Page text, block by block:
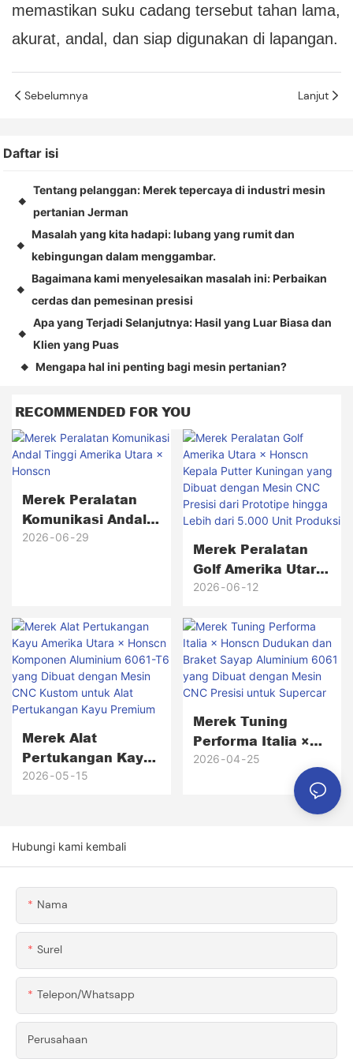
memastikan suku cadang tersebut tahan lama,
akurat, andal, dan siap digunakan di lapangan.
Sebelumnya Lanjut
Daftar isi
◆
Tentang pelanggan: Merek tepercaya di industri mesin
pertanian Jerman
◆
Masalah yang kita hadapi: lubang yang rumit dan
kebingungan dalam menggambar.
◆
Bagaimana kami menyelesaikan masalah ini: Perbaikan
cerdas dan pemesinan presisi
◆
Apa yang Terjadi Selanjutnya: Hasil yang Luar Biasa dan
Klien yang Puas
◆ Mengapa hal ini penting bagi mesin pertanian?
RECOMMENDED FOR YOU
Merek Peralatan
Komunikasi Andal
Tinggi Amerika
2026 06 29
Merek Peralatan
Golf Amerika Utara
× Honscn Kepala
Yang Dibuat
Dengan Mesin CNC
Presisi Dari
Prototipe Hingga
Unit Produksi
2026 06 12
Merek Alat
Pertukangan Kayu
Amerika Utara ×
Dengan Mesin CNC
2026 05 15
Merek Tuning
Performa Italia ×
Honscn Dudukan
Dan Braket Sayap
Aluminium 6061
2026 04 25
Hubungi kami kembali
Nama
Surel
Telepon/whatsapp
Perusahaan